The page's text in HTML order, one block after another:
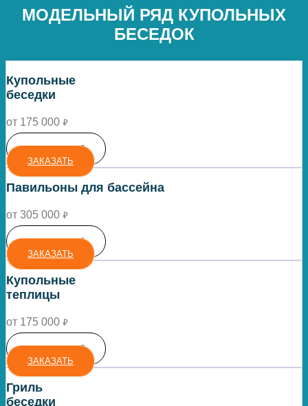
МОДЕЛЬНЫЙ РЯД КУПОЛЬНЫХ
БЕСЕДОК
Купольные
беседки
от 175 000 ₽
ПОДРОБНЕЕ
ЗАКАЗАТЬ
Павильоны для бассейна
от 305 000 ₽
ПОДРОБНЕЕ
ЗАКАЗАТЬ
Купольные
теплицы
от 175 000 ₽
ПОДРОБНЕЕ
ЗАКАЗАТЬ
Гриль
беседки